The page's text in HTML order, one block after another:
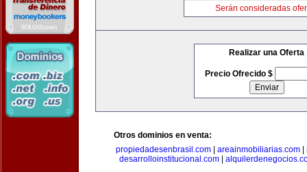
Serán consideradas
Realizar una Oferta
Precio Ofrecido $
Otros dominios en venta:
propiedadesenbrasil.com| areainmobiliarias.com|
desarrolloinstitucional.com